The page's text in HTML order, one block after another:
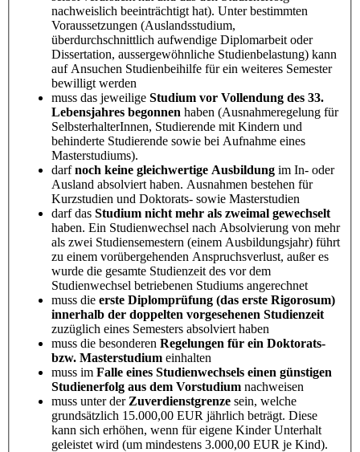
nachweislich beeinträchtigt hat). Unter bestimmten
Voraussetzungen (Auslandsstudium,
überdurchschnittlich aufwendige Diplomarbeit oder
Dissertation, aussergewöhnliche Studienbelastung) kann
auf Ansuchen Studienbeihilfe für ein weiteres Semester
bewilligt werden
muss das jeweilige Studium vor Vollendung des 33.
Lebensjahres begonnen haben (Ausnahmeregelung für
SelbsterhalterInnen, Studierende mit Kindern und
behinderte Studierende sowie bei Aufnahme eines
Masterstudiums).
darfnoch keine gleichwertige Ausbildung im In- oder
Ausland absolviert haben. Ausnahmen bestehen für
Kurzstudien und Doktorats- sowie Masterstudien
darf das Studium nicht mehr als zweimal gewechselt
haben. Ein Studienwechsel nach Absolvierung von mehr
als zwei Studiensemestern (einem Ausbildungsjahr) führt
zu einem vorübergehenden Anspruchsverlust, außer es
wurde die gesamte Studienzeit des vor dem
Studienwechsel betriebenen Studiums angerechnet
muss die erste Diplomprüfung (das erste Rigorosum)
innerhalb der doppelten vorgesehenen Studienzeit
zuzüglich eines Semesters absolviert haben
muss die besonderen Regelungen für ein Doktorats-
bzw. Masterstudium einhalten
muss im Falle eines Studienwechsels einen günstigen
Studienerfolg aus dem Vorstudium nachweisen
muss unter der Zuverdienstgrenze sein, welche
grundsätzlich 15.000,00 EUR jährlich beträgt. Diese
kann sich erhöhen, wenn für eigene Kinder Unterhalt
geleistet wird (um mindestens 3.000,00 EUR je Kind).